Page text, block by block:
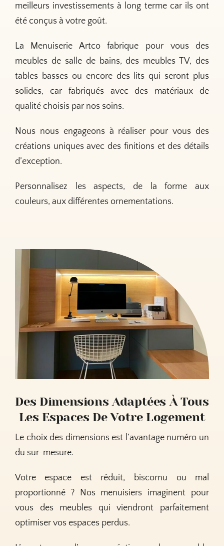
meilleurs investissements à long terme car ils ont
été conçus à votre goût.
La Menuiserie Artco fabrique pour vous des
meubles de salle de bains, des meubles TV, des
tables basses ou encore des lits qui seront plus
solides, car fabriqués avec des matériaux de
qualité choisis par nos soins.
Nous nous engageons à réaliser pour vous des
créations uniques avec des finitions et des détails
d’exception.
Personnalisez les aspects, de la forme aux
couleurs, aux différentes ornementations.
Des Dimensions Adaptées À Tous
Les Espaces De Votre Logement
Le choix des dimensions est l’avantage numéro un
du sur-mesure.
Votre espace est réduit, biscornu ou mal
proportionné ? Nos menuisiers imaginent pour
vous des meubles qui viendront parfaitement
optimiser vos espaces perdus.